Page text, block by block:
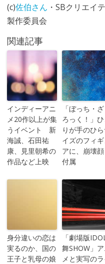
(c)佐伯さん ・SBクリエイ
製作委員会
関連記事
インディーアニ
メ20作以上が集
うイベント 新
海誠、石田祐
康、見里朝希の
作品など上映
「ぼっち・ざ
ろっく！」ひ
りが手のひ
イズのフィギ
アに、崩壊顔
付属
身分違いの恋は
実るのか、国の
王子と乳母の娘
「劇場版
舞SHOW」
メと実写のラ